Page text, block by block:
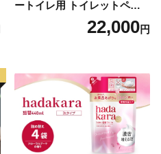
ートイレ用 トイレットペー
パー（ダブル）64ロール(8ロ
ール×8パック) 開成町 トイレ
蓄 防災 エコ 消耗品 生活雑貨
生活用品 無香料 トイレット
ペーパー ダブル といれっと
ぺーぱー トイレ クレシア ト
イレットペーパー [BDBH002
-1]
22,000円